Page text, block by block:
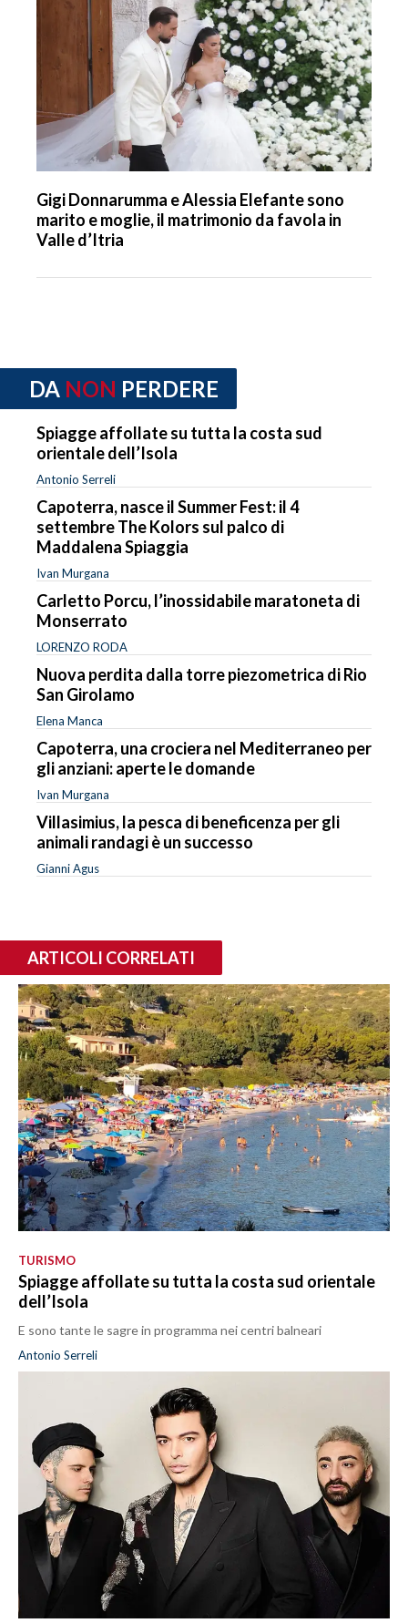
Gigi Donnarumma e Alessia Elefante sono
marito e moglie, il matrimonio da favola in
Valle d’Itria
DA NON PERDERE
Spiagge affollate su tutta la costa sud
orientale dell’Isola
Antonio Serreli
Capoterra, nasce il Summer Fest: il 4
settembre The Kolors sul palco di
Maddalena Spiaggia
Ivan Murgana
Carletto Porcu, l’inossidabile maratoneta di
Monserrato
LORENZO RODA
Nuova perdita dalla torre piezometrica di Rio
San Girolamo
Elena Manca
Capoterra, una crociera nel Mediterraneo per
gli anziani: aperte le domande
Ivan Murgana
Villasimius, la pesca di beneficenza per gli
animali randagi è un successo
Gianni Agus
ARTICOLI CORRELATI
TURISMO
Spiagge affollate su tutta la costa sud orientale
dell’Isola
E sono tante le sagre in programma nei centri balneari
Antonio Serreli